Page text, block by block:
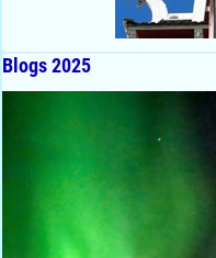
Blogs 2025